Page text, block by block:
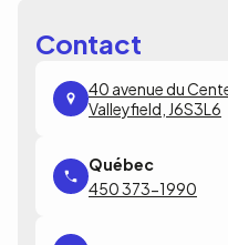
Contact
40 avenue du
Valleyfield, J6S3L6
450 373-1990